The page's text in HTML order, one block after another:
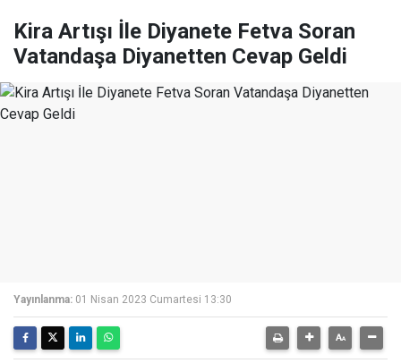
Kira Artışı İle Diyanete Fetva Soran
Vatandaşa Diyanetten Cevap Geldi
Yayınlanma: 01 Nisan 2023 Cumartesi 13:30